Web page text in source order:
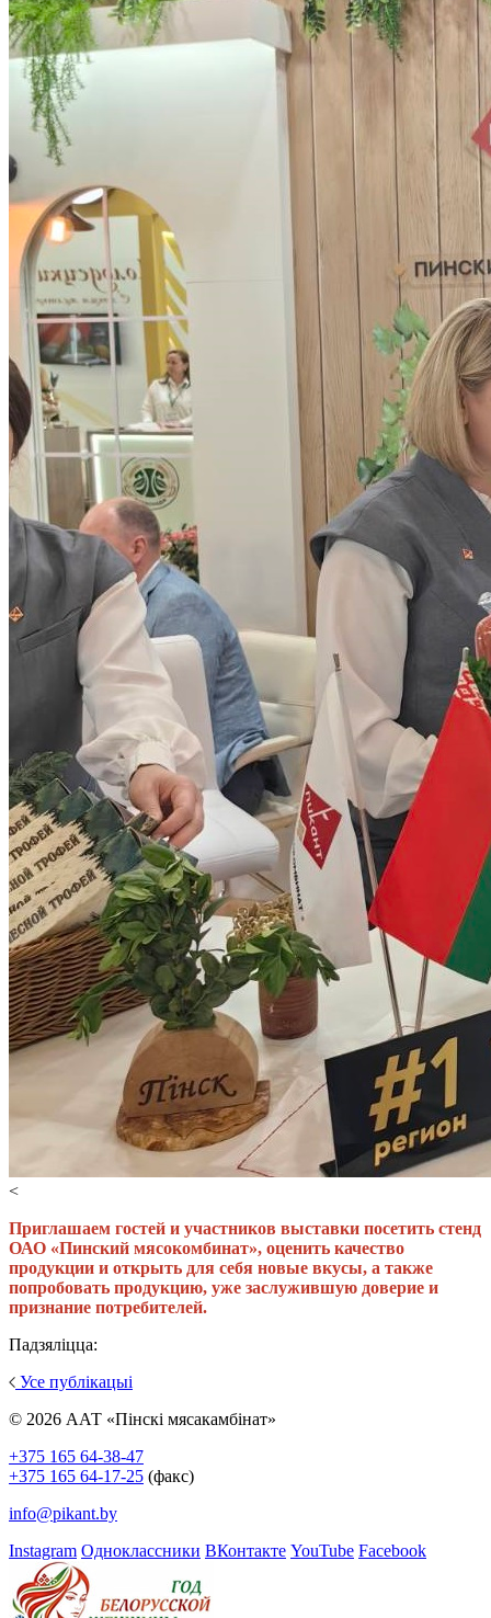
<
Приглашаем гостей и участников выставки посетить стенд
ОАО «Пинский мясокомбинат», оценить качество
продукции и открыть для себя новые вкусы, а также
попробовать продукцию, уже заслужившую доверие и
признание потребителей.
Падзяліцца:
Усе публікацыі
© 2026 ААТ «Пінскі мясакамбінат»
+375 165 64-38-47
+375 165 64-17-25 (факс)
info@pikant.by
Instagram Одноклассники ВКонтакте YouTube Facebook